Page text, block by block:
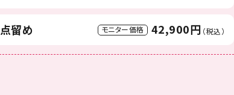
留め モニター価格 42,900円 （税込）